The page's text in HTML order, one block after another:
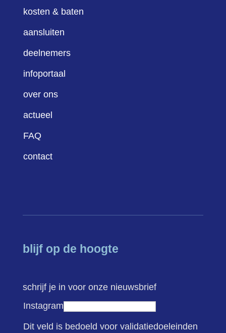
kosten & baten
aansluiten
deelnemers
infoportaal
over ons
actueel
FAQ
contact
blijf op de hoogte
schrijf je in voor onze nieuwsbrief
Instagram
Dit veld is bedoeld voor validatiedoeleinden